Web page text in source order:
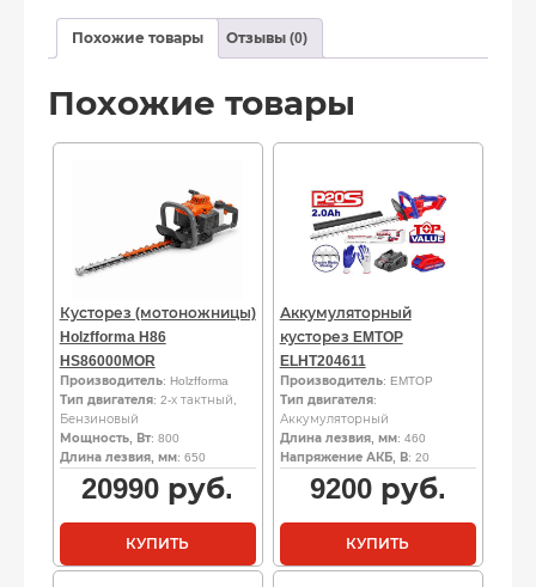
Похожие товары Отзывы (0)
Похожие товары
Кусторез (мотоножницы)
Holzfforma H86
HS86000MOR
Производитель: Holzfforma
Тип двигателя: 2-х тактный,
Бензиновый
Мощность, Вт: 800
Длина лезвия, мм: 650
20990 руб.
КУПИТЬ
Аккумуляторный
кусторез EMTOP
ELHT204611
Производитель: EMTOP
Тип двигателя:
Аккумуляторный
Длина лезвия, мм: 460
Напряжение АКБ, В: 20
9200руб.
КУПИТЬ